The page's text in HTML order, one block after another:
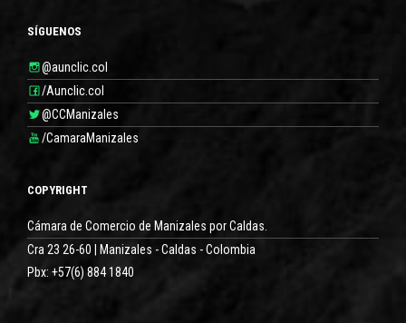
SÍGUENOS
@aunclic.col
/Aunclic.col
@CCManizales
/CamaraManizales
COPYRIGHT
Cámara de Comercio de Manizales por Caldas.
Cra 23 26-60 | Manizales - Caldas - Colombia
Pbx: +57(6) 884 1840